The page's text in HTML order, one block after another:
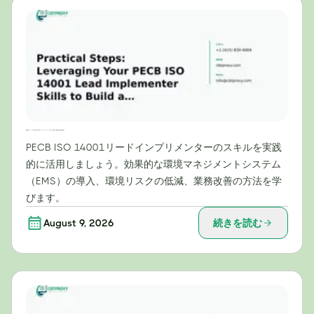
PECB ISO 14001リードインプリメンターのスキルを実践
的に活用しましょう。効果的な環境マネジメントシステム
（EMS）の導入、環境リスクの低減、業務改善の方法を学
びます。
August 9, 2026 続きを読む